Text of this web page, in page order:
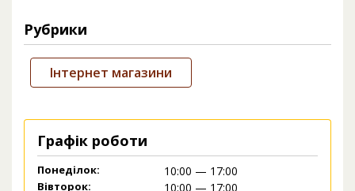
Рубрики
Інтернет магазини
Графік роботи
Понеділок: 10:00 — 17:00
Вівторок: 10:00 — 17:00